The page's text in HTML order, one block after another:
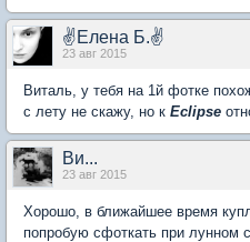
✌Елена Б.✌
23 авг 2015
Виталь, у тебя на 1й фотке
с лету не скажу, но к Eclipse
Ви...
23 авг 2015
Хорошо, в ближайшее время
попробую сфоткать при лунном